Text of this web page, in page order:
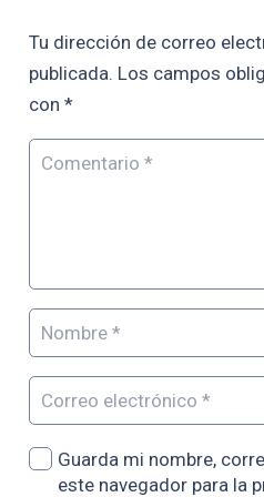
Tu dirección de correo
publicada. Los campos
con *
Guarda mi nombre,
este navegador para la